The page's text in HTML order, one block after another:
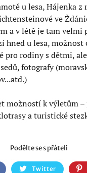
u lesa, Hájenka z
ve
a v létě je tam velmi
hned u lesa,
pro rodiny s dětmi,
fotografy
možností k výletům
a turistické
a procházkám.
u Brna,Baťův kanál
, Papouščí zoo
Podělte se s přáteli
Twitter